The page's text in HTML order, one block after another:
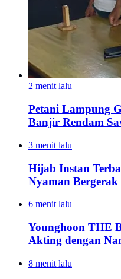
2 menit lalu
Petani Lampung
Banjir Rendam
3 menit lalu
Hijab Instan
Nyaman
6 menit lalu
Younghoon THE
Akting dengan
8 menit lalu